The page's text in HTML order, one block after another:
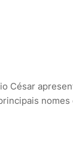
César